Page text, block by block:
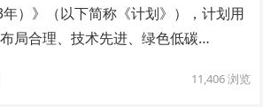
）》（以下简称《计划》），计划用
局合理、技术先进、绿色低碳…
11,406浏览